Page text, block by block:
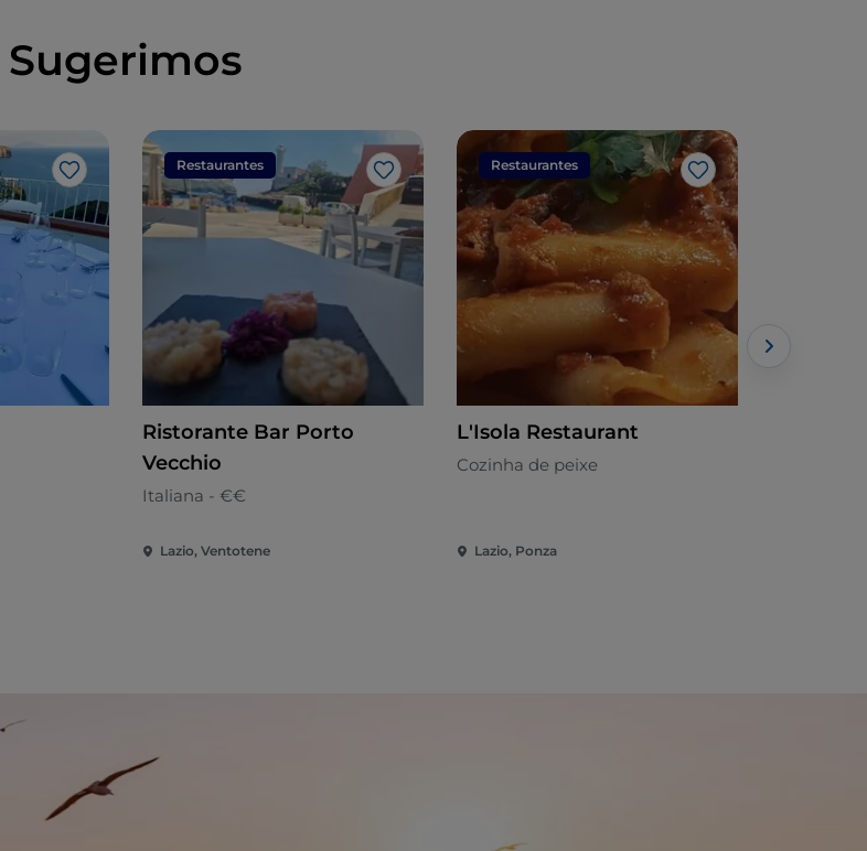
Sugerimos
Gosto
Restaurantes
Gosto
Ristorante Bar Porto
Vecchio
Italiana - €€
Lazio, Ventotene
Restaurantes
Gosto
L'Isola Restaurant
Cozinha de peixe
Lazio, Ponza